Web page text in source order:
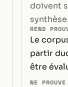
doivent
synthèse.
REND
Le
partir
être
NE